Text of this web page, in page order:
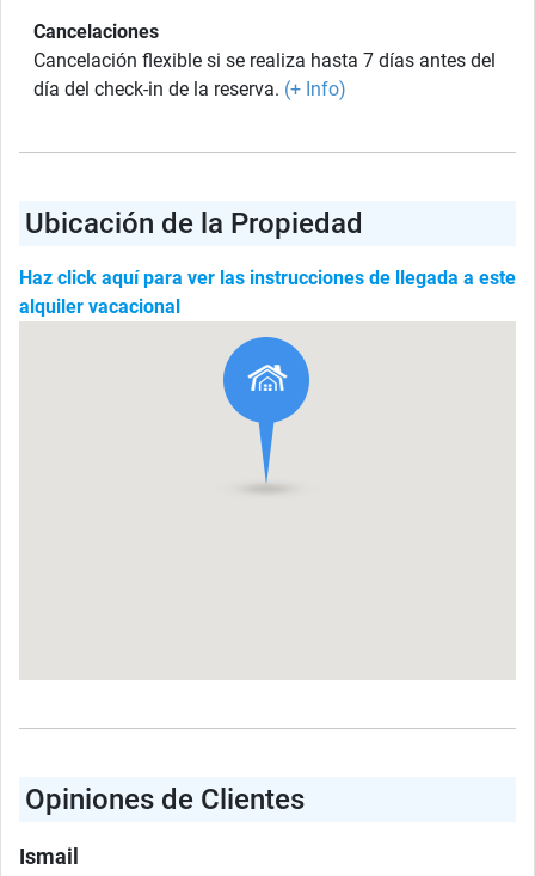
Cancelaciones
Cancelación flexible si se realiza hasta 7 días antes del
día del check-in de la reserva. (+ Info)
Ubicación de la Propiedad
Haz click aquí para ver las instrucciones de llegada a este
alquiler vacacional
Opiniones de Clientes
Ismail